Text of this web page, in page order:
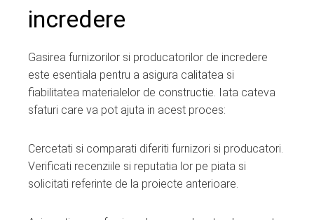
incredere
Gasirea furnizorilor si producatorilor de incredere
este esentiala pentru a asigura calitatea si
fiabilitatea materialelor de constructie. Iata cateva
sfaturi care va pot ajuta in acest proces:
Cercetati si comparati diferiti furnizori si producatori.
Verificati recenziile si reputatia lor pe piata si
solicitati referinte de la proiecte anterioare.